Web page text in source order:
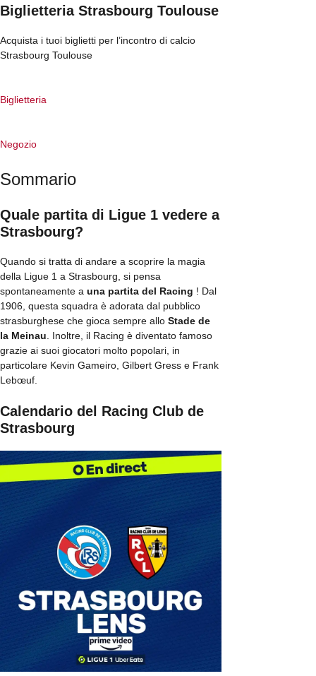
Biglietteria Strasbourg Toulouse
Acquista i tuoi biglietti per l’incontro di calcio
Strasbourg Toulouse
Biglietteria
Negozio
Sommario
Quale partita di Ligue 1 vedere a
Strasbourg?
Quando si tratta di andare a scoprire la magia
della Ligue 1 a Strasbourg, si pensa
spontaneamente a una partita del Racing ! Dal
1906, questa squadra è adorata dal pubblico
strasburghese che gioca sempre allo Stade de
la Meinau . Inoltre, il Racing è diventato famoso
grazie ai suoi giocatori molto popolari, in
particolare Kevin Gameiro, Gilbert Gress e Frank
Lebœuf.
Calendario del Racing Club de
Strasbourg